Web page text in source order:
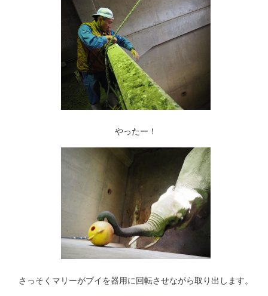
やったー！
さっそくマリーがブイを器用に回転させながら取り出します。